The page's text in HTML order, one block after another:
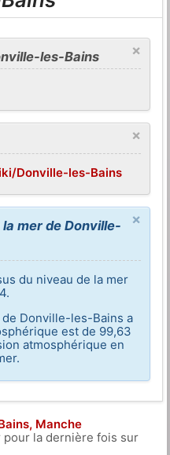
×
les-Bains
×
Donville-les-Bains
×
mer de Donville-
du niveau de la mer
Donville-les-Bains a
est de 99,63
atmosphérique en
Manche
pour la dernière fois sur